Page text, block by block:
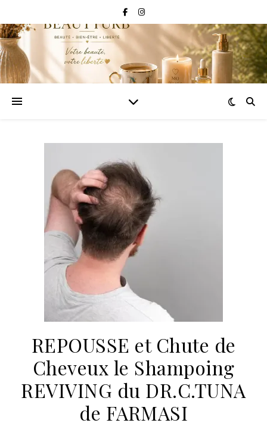
REPOUSSE et Chute de
Cheveux le Shampoing
REVIVING du DR.C.TUNA
de FARMASI